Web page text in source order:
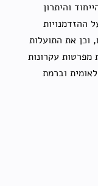
והיתרון
ההזדמנויות
וכן את התועלות
מפרטות עקרונות
וברמת